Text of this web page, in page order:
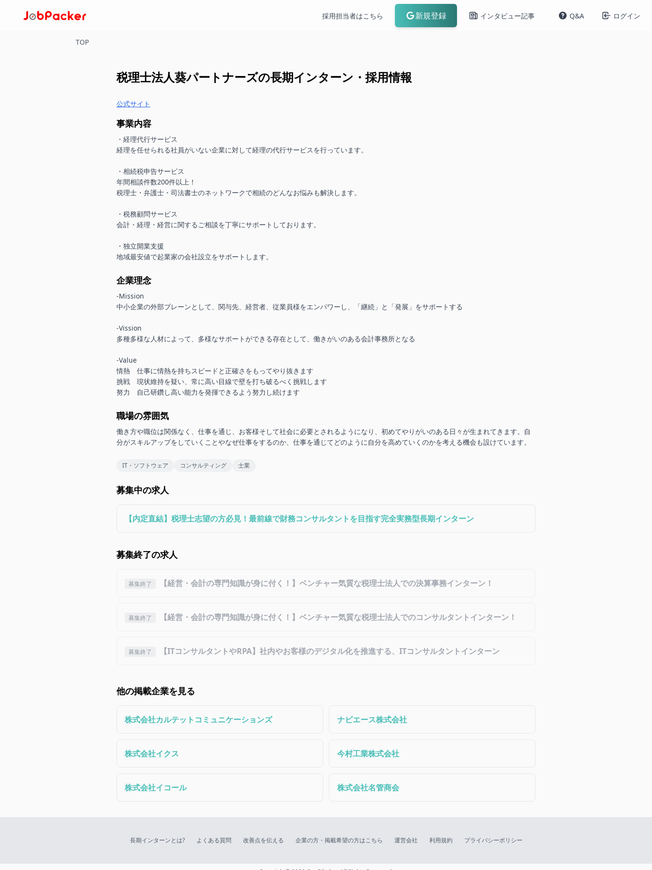
採用担当者はこちら 新規登録 インタビュー記事 Q&A ログイン
TOP
税理士法人葵パートナーズの長期インターン・採用情報
公式サイト
事業内容
・経理代行サービス
経理を任せられる社員がいない企業に対して経理の代行サービスを行っています。
・相続税申告サービス
年間相談件数200件以上！
税理士・弁護士・司法書士のネットワークで相続のどんなお悩みも解決します。
・税務顧問サービス
会計・経理・経営に関するご相談を丁寧にサポートしております。
・独立開業支援
地域最安値で起業家の会社設立をサポートします。
企業理念
-Mission
中小企業の外部ブレーンとして、関与先、経営者、従業員様をエンパワーし、「継続」と「発展」をサポートする
-Vission
多種多様な人材によって、多様なサポートができる存在として、働きがいのある会計事務所となる
-Value
情熱　仕事に情熱を持ちスピードと正確さをもってやり抜きます
挑戦　現状維持を疑い、常に高い目線で壁を打ち破るべく挑戦します
努力　自己研鑽し高い能力を発揮できるよう努力し続けます
職場の雰囲気
働き方や職位は関係なく、仕事を通じ、お客様そして社会に必要とされるようになり、初めてやりがいのある日々が生まれてきます。自
分がスキルアップをしていくことやなぜ仕事をするのか、仕事を通じてどのように自分を高めていくのかを考える機会も設けています。
IT・ソフトウェア コンサルティング 士業
募集中の求人
【内定直結】税理士志望の方必見！最前線で財務コンサルタントを目指す完全実務型長期インターン
募集終了の求人
募集終了 【経営・会計の専門知識が身に付く！】ベンチャー気質な税理士法人での決算事務インターン！
募集終了 【経営・会計の専門知識が身に付く！】ベンチャー気質な税理士法人でのコンサルタントインターン！
募集終了 【ITコンサルタントやRPA】社内やお客様のデジタル化を推進する、ITコンサルタントインターン
他の掲載企業を見る
株式会社カルテットコミュニケーションズ ナビエース株式会社
株式会社イクス 今村工業株式会社
株式会社イコール 株式会社名管商会
長期インターンとは? よくある質問 改善点を伝える 企業の方・掲載希望の方はこちら 運営会社 利用規約 プライバシーポリシー